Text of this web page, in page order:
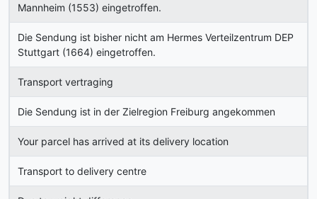
Mannheim (1553) eingetroffen.
Die Sendung ist bisher nicht am Hermes Verteilzentrum DEP
Stuttgart (1664) eingetroffen.
Transport vertraging
Die Sendung ist in der Zielregion Freiburg angekommen
Your parcel has arrived at its delivery location
Transport to delivery centre